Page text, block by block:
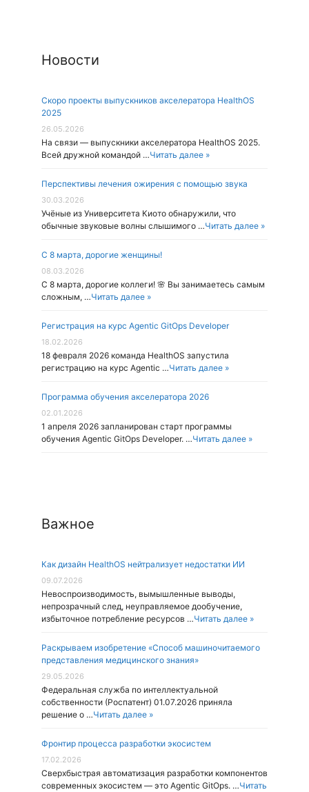
Новости
Скоро проекты выпускников акселератора HealthOS
2025
26.05.2026
На связи — выпускники акселератора HealthOS 2025.
Всей дружной командой …Читать далее »
Перспективы лечения ожирения с помощью звука
30.03.2026
Учёные из Университета Киото обнаружили, что
обычные звуковые волны слышимого …Читать далее »
С 8 марта, дорогие женщины!
08.03.2026
С 8 марта, дорогие коллеги! 🌸 Вы занимаетесь самым
сложным, …Читать далее »
Регистрация на курс Agentic GitOps Developer
18.02.2026
18 февраля 2026 команда HealthOS запустила
регистрацию на курс Agentic …Читать далее »
Программа обучения акселератора 2026
02.01.2026
1 апреля 2026 запланирован старт программы
обучения Agentic GitOps Developer. …Читать далее »
Важное
Как дизайн HealthOS нейтрализует недостатки ИИ
09.07.2026
Невоспроизводимость, вымышленные выводы,
непрозрачный след, неуправляемое дообучение,
избыточное потребление ресурсов …Читать далее »
Раскрываем изобретение «Способ машиночитаемого
представления медицинского знания»
29.05.2026
Федеральная служба по интеллектуальной
собственности (Роспатент) 01.07.2026 приняла
решение о …Читать далее »
Фронтир процесса разработки экосистем
17.02.2026
Cверхбыстрая автоматизация разработки компонентов
современных экосистем — это Agentic GitOps. …Читать